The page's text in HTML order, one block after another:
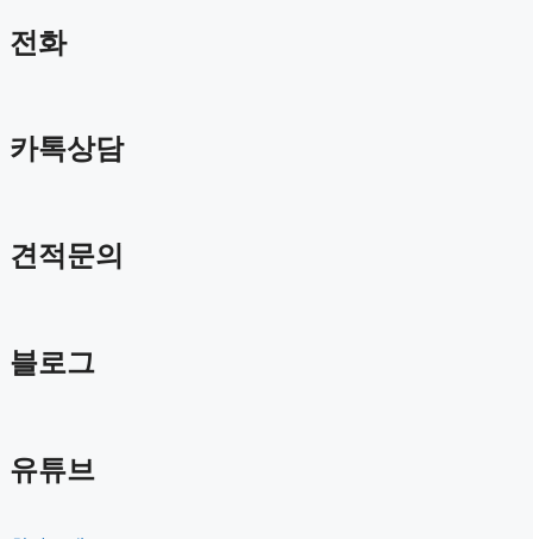
전화
카톡상담
견적문의
블로그
유튜브